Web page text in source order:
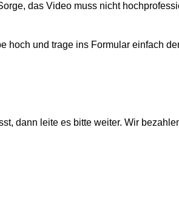
das Video muss nicht
hoch und trage ins Formular einfach
dann leite es bitte weiter. Wir